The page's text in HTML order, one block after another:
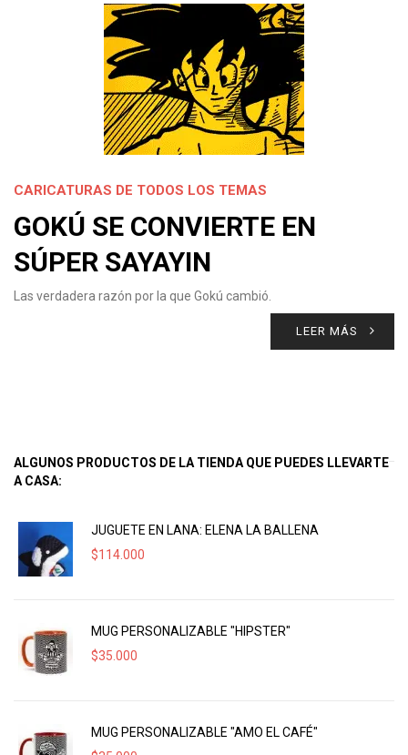
CARICATURAS DE TODOS LOS TEMAS
GOKÚ SE CONVIERTE EN
SÚPER SAYAYIN
Las verdadera razón por la que Gokú cambió.
LEER MÁS
ALGUNOS PRODUCTOS DE LA TIENDA QUE PUEDES LLEVARTE
A CASA:
JUGUETE EN LANA: ELENA LA BALLENA
$114.000
MUG PERSONALIZABLE "HIPSTER"
$35.000
MUG PERSONALIZABLE "AMO EL CAFÉ"